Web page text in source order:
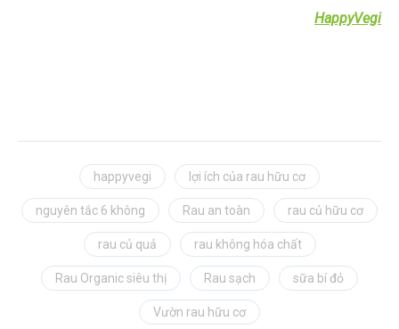
HappyVegi
happyvegi lợi ích của rau hữu cơ
nguyên tắc 6 không Rau an toàn rau củ hữu cơ
rau củ quả rau không hóa chất
Rau Organic siêu thị Rau sạch sữa bí đỏ
Vườn rau hữu cơ